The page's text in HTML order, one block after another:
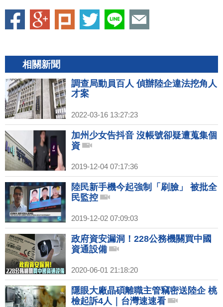
相關新聞
調查局動員百人 偵辦陸企違法挖角人
才案
2022-03-16 13:27:23
加州少女告抖音 沒帳號卻疑遭蒐集個
資
2019-12-04 07:17:36
陸民新手機今起強制「刷臉」 被批全
民監控
2019-12-02 07:09:03
政府資安漏洞！228公務機關買中國
資通設備
2020-06-01 21:18:20
隱眼大廠晶碩離職主管竊密送陸企 桃
檢起訴4人｜台灣速速看